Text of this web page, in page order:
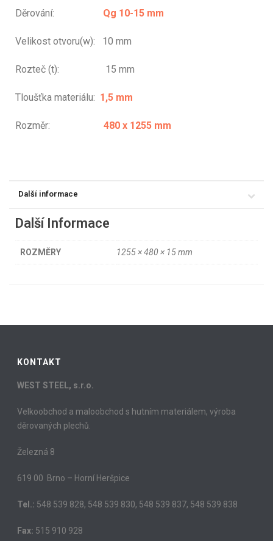
Děrování: Qg 10-15 mm
Velikost otvoru(w): 10 mm
Rozteč (t): 15 mm
Tloušťka materiálu: 1,5 mm
Rozměr: 480 x 1255 mm
Další informace
Další Informace
ROZMĚRY 1255 × 480 × 15 mm
KONTAKT
WEST STEEL, s.r.o.
Velkoobchod a maloobchod s hutním materiálem, výroba
děrovaných plechů.
Železná 8
619 00 Brno – Horní Heršpice
Tel.: 548 539 828, 548 539 830, 548 539 837, 548 539 838
Fax: 515 910 928